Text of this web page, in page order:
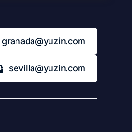
granada@yuzin.com
sevilla@yuzin.com